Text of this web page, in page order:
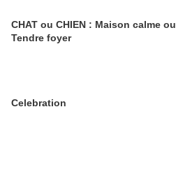
CHAT ou CHIEN : Maison calme ou
Tendre foyer
Celebration